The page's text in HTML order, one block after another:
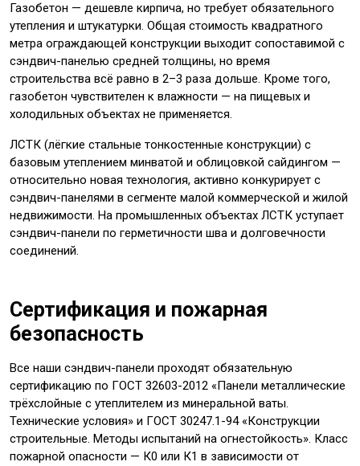
Газобетон — дешевле кирпича, но требует обязательного
утепления и штукатурки. Общая стоимость квадратного
метра ограждающей конструкции выходит сопоставимой с
сэндвич-панелью средней толщины, но время
строительства всё равно в 2–3 раза дольше. Кроме того,
газобетон чувствителен к влажности — на пищевых и
холодильных объектах не применяется.
ЛСТК (лёгкие стальные тонкостенные конструкции) с
базовым утеплением минватой и облицовкой сайдингом —
относительно новая технология, активно конкурирует с
сэндвич-панелями в сегменте малой коммерческой и жилой
недвижимости. На промышленных объектах ЛСТК уступает
сэндвич-панели по герметичности шва и долговечности
соединений.
Сертификация и пожарная
безопасность
Все наши сэндвич-панели проходят обязательную
сертификацию по ГОСТ 32603-2012 «Панели металлические
трёхслойные с утеплителем из минеральной ваты.
Технические условия» и ГОСТ 30247.1-94 «Конструкции
строительные. Методы испытаний на огнестойкость». Класс
пожарной опасности — К0 или К1 в зависимости от